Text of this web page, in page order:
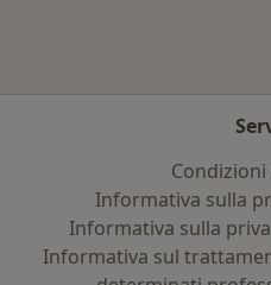
Condizioni
Informativa sulla
Informativa sulla
Informativa sul